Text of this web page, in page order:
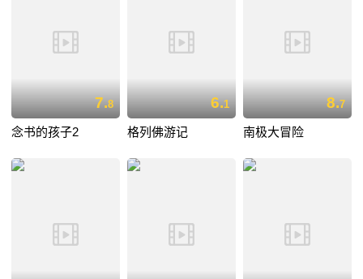
7.8
念书的孩子2
6.1
格列佛游记
8.7
南极大冒险